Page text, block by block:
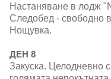
Настаняване в лодж
Следобед - свободно
Нощувка.
ДЕН 8
Закуска. Целодневно